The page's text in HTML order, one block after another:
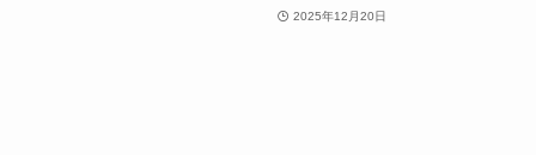
2025年12月20日